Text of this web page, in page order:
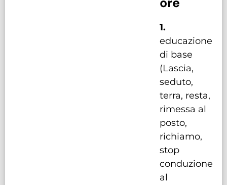
1.
educazione
di base
(Lascia,
seduto,
terra, resta,
rimessa al
posto,
richiamo,
stop
conduzione
al